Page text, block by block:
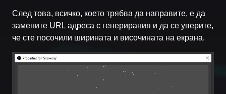
След това, всичко, което трябва да направите, е да
замените URL адреса с генерирания и да се уверите,
че сте посочили ширината и височината на екрана.